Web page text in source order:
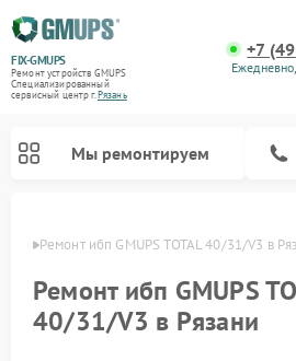
FIX-GMUPS
Ремонт устройств GMUPS
Специализированный
cервисный центр г.Рязань
+7
Мы ремонтируем
Ремонт ибп GMUPS TOTAL 40/31/V3 в
Ремонт ибп GMUPS
40/31/V3 в Рязани